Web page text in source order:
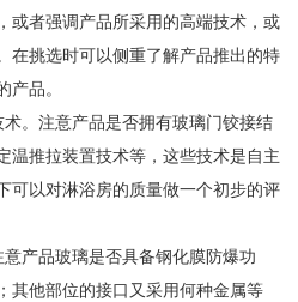
或者强调产品所采用的高端技术，或
在挑选时可以侧重了解产品推出的特
品。
。注意产品是否拥有玻璃门铰接结
温推拉装置技术等，这些技术是自主
可以对淋浴房的质量做一个初步的评
产品玻璃是否具备钢化膜防爆功
其他部位的接口又采用何种金属等